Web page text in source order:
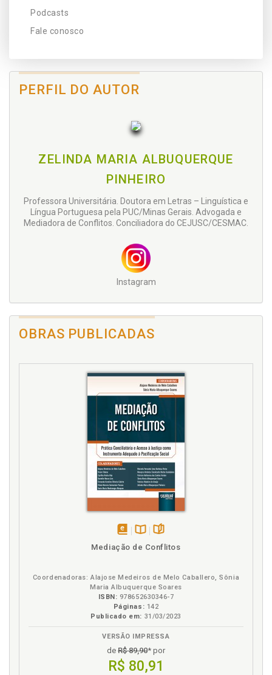
Podcasts
Fale conosco
PERFIL DO AUTOR
ZELINDA MARIA ALBUQUERQUE
PINHEIRO
Professora Universitária. Doutora em Letras – Linguística e
Língua Portuguesa pela PUC/Minas Gerais. Advogada e
Mediadora de Conflitos. Conciliadora do CEJUSC/CESMAC.
Instagram
OBRAS PUBLICADAS
em
Mediação de Conflitos
Coordenadoras: Alajose Medeiros de Melo Caballero, Sônia
Maria Albuquerque Soares
ISBN: 978652630346-7
Páginas: 142
Publicado em: 31/03/2023
VERSÃO IMPRESSA
de R$ 89,90* por
R$ 80,91